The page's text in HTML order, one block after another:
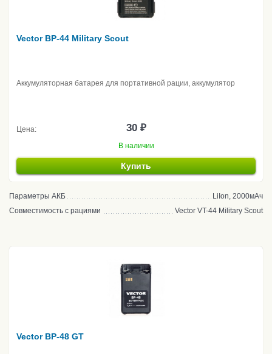
Vector BP-44 Military Scout
Аккумуляторная батарея для портативной рации, аккумулятор
Цена: 30 ₽
В наличии
Купить
Параметры АКБ
LiIon, 2000мАч
Совместимость с рациями
Vector VT-44 Military Scout
Vector BP-48 GT